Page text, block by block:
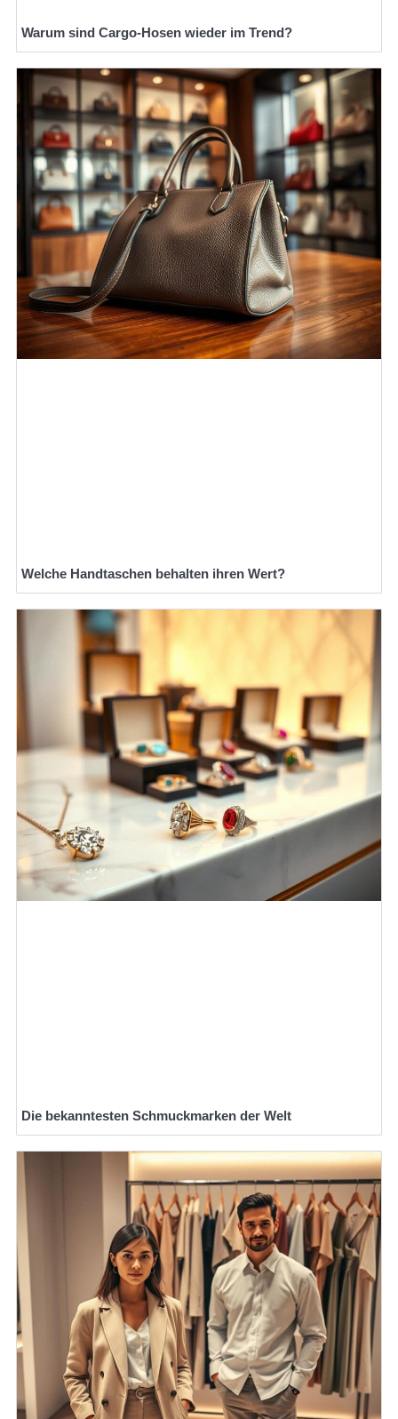
Warum sind Cargo-Hosen wieder im Trend?
Welche Handtaschen behalten ihren Wert?
Die bekanntesten Schmuckmarken der Welt